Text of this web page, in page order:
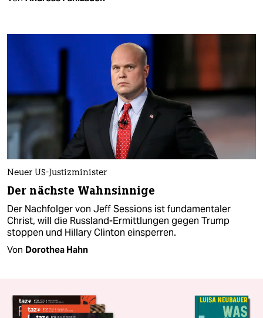
Neuer US-Justizminister
Der nächste Wahnsinnige
Der Nachfolger von Jeff Sessions ist fundamentaler
Christ, will die Russland-Ermittlungen gegen Trump
stoppen und Hillary Clinton einsperren.
Von Dorothea Hahn